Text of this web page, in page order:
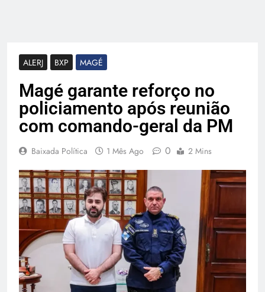
ALERJ BXP MAGÉ
Magé garante reforço no
policiamento após reunião
com comando-geral da PM
Baixada Política 1 Mês Ago 0 2 Mins